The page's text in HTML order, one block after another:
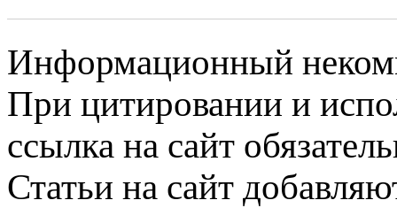
Информационный
При цитировании и
ссылка на сайт
Статьи на сайт